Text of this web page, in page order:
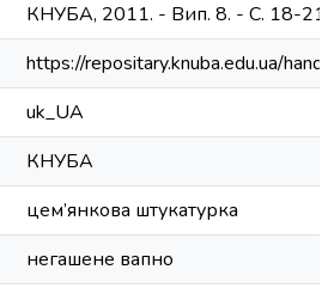
КНУБА, 2011. - Вип. 8. - С. 18-21. -
https://repositary.knuba.edu.ua/
uk_UA
КНУБА
цем’янкова штукатурка
негашене вапно